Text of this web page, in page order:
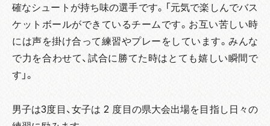
確なシュートが持ち味の選手です。「元気で楽しんでバス
ケットボールができているチームです。お互い苦しい時
には声を掛け合って練習やプレーをしています。みんな
で力を合わせて、試合に勝てた時はとても嬉しい瞬間で
す」。
男子は3度目、女子は 2 度目の県大会出場を目指し日々の